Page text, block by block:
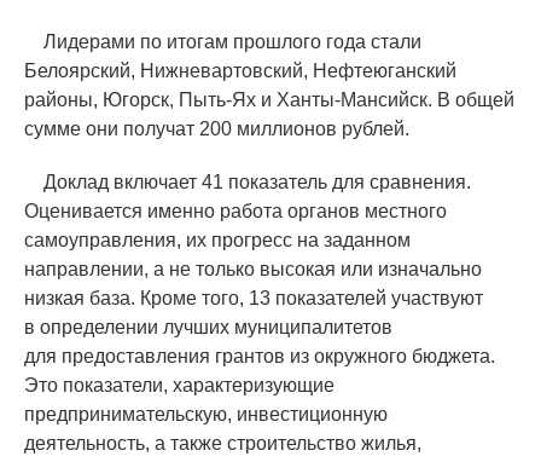
Лидерами по итогам прошлого года стали
Белоярский, Нижневартовский, Нефтеюганский
районы, Югорск, Пыть-Ях и Ханты-Мансийск. В общей
сумме они получат 200 миллионов рублей.
Доклад включает 41 показатель для сравнения.
Оценивается именно работа органов местного
самоуправления, их прогресс на заданном
направлении, а не только высокая или изначально
низкая база. Кроме того, 13 показателей участвуют
в определении лучших муниципалитетов
для предоставления грантов из окружного бюджета.
Это показатели, характеризующие
предпринимательскую, инвестиционную
деятельность, а также строительство жилья,